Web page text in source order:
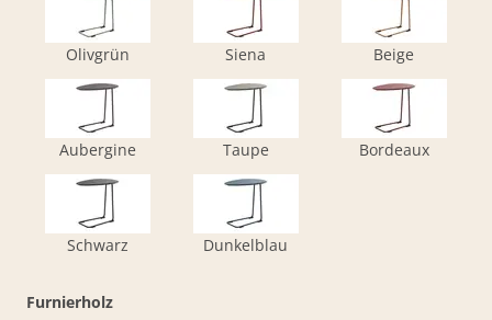
Olivgrün Siena Beige
Aubergine Taupe Bordeaux
Schwarz Dunkelblau
Furnierholz